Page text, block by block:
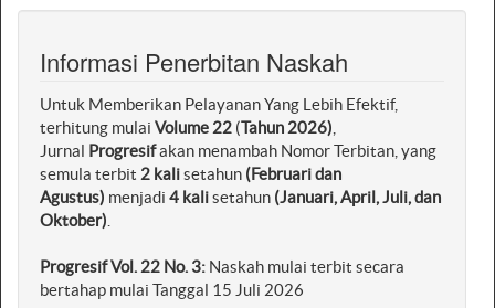
Informasi Penerbitan Naskah
Untuk Memberikan Pelayanan Yang Lebih Efektif,
terhitung mulai Volume 22 (Tahun 2026),
Jurnal
Progresifakan menambah Nomor Terbitan, yang
semula terbit 2 kalisetahun (Februari dan
Agustus) menjadi 4 kalisetahun (Januari, April, Juli, dan
Oktober).
Progresif Vol. 22 No. 3: Naskah mulai terbit secara
bertahap mulai Tanggal 15 Juli 2026